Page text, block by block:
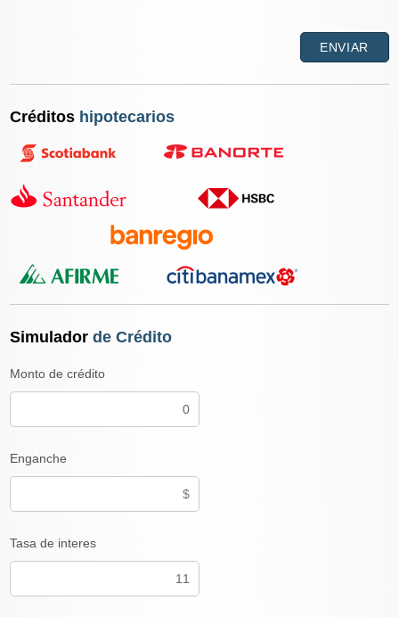
Créditos hipotecarios
Simulador de Crédito
Monto de crédito
Enganche
Tasa de interes